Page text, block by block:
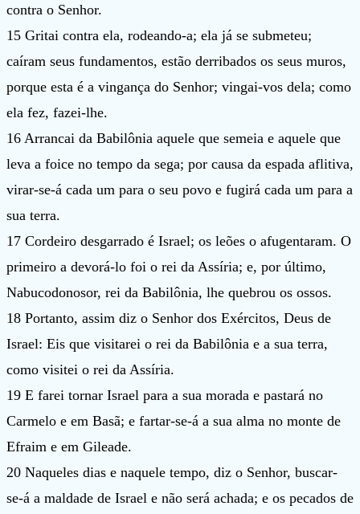
contra o Senhor.
15 Gritai contra ela, rodeando-a; ela já se submeteu;
caíram seus fundamentos, estão derribados os seus muros,
porque esta é a vingança do Senhor; vingai-vos dela; como
ela fez, fazei-lhe.
16 Arrancai da Babilônia aquele que semeia e aquele que
leva a foice no tempo da sega; por causa da espada aflitiva,
virar-se-á cada um para o seu povo e fugirá cada um para a
sua terra.
17 Cordeiro desgarrado é Israel; os leões o afugentaram. O
primeiro a devorá-lo foi o rei da Assíria; e, por último,
Nabucodonosor, rei da Babilônia, lhe quebrou os ossos.
18 Portanto, assim diz o Senhor dos Exércitos, Deus de
Israel: Eis que visitarei o rei da Babilônia e a sua terra,
como visitei o rei da Assíria.
19 E farei tornar Israel para a sua morada e pastará no
Carmelo e em Basã; e fartar-se-á a sua alma no monte de
Efraim e em Gileade.
20 Naqueles dias e naquele tempo, diz o Senhor, buscar-
se-á a maldade de Israel e não será achada; e os pecados de